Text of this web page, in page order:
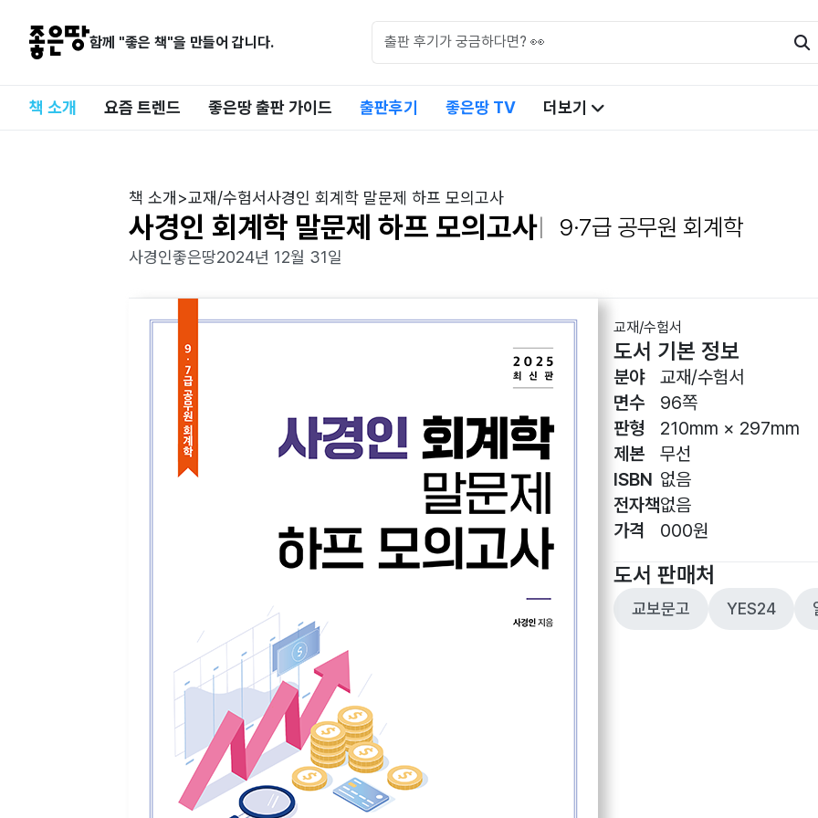
함께 "좋은 책"을 만들어 갑니다.
책 소개 요즘 트렌드 좋은땅 출판 가이드 출판후기 좋은땅 TV 더보기
책 소개 >교재/수험서사경인 회계학 말문제 하프 모의고사
사경인 회계학 말문제 하프 모의고사 9·7급 공무원 회계학
사경인좋은땅2024년 12월 31일
교재/수험서
도서 기본 정보
분야
면수
판형
제본
ISBN
전자책
가격
교재/수험서
96쪽
210mm × 297mm
무선
없음
없음
000원
도서 판매처
교보문고 YES24